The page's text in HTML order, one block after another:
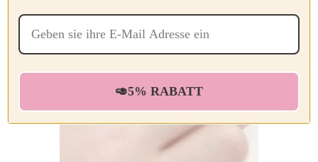
🥑5% RABATT